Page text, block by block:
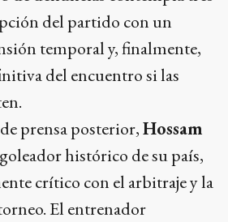
del partido con un
temporal y, finalmente,
del encuentro si las
prensa posterior,Hossam
histórico de su país,
crítico con el arbitraje y la
El entrenador